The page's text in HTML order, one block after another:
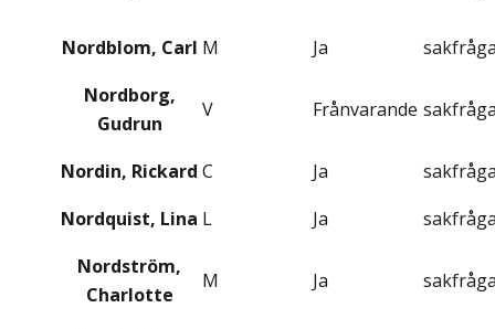
Nordblom, Carl M Ja
Nordborg,
Gudrun
V Frånvarande
Nordin, Rickard C Ja
Nordquist, Lina L Ja
Nordström,
Charlotte
M Ja